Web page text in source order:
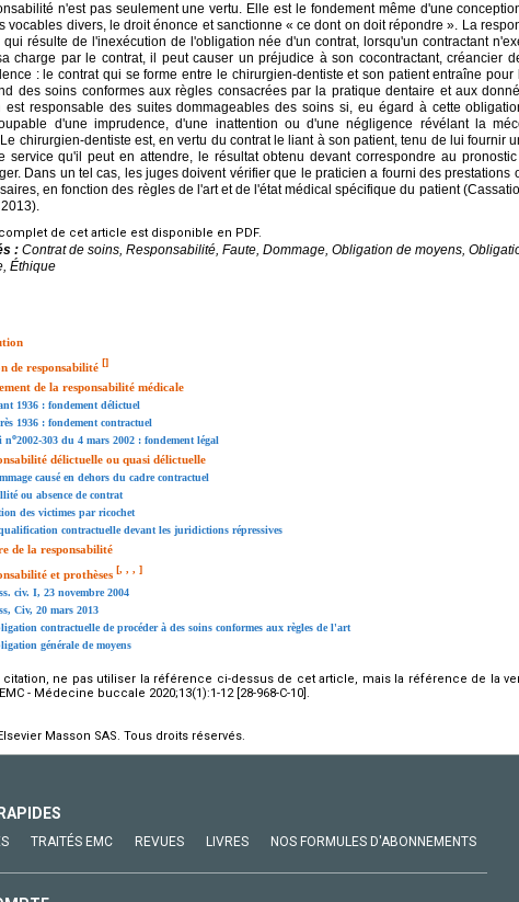
n'est pas seulement une vertu. Elle est le fondement même d'une
vocables divers, le droit énonce et sanctionne « ce dont on doit répondre ». La
qui résulte de l'inexécution de l'obligation née d'un contrat, lorsqu'un contractant
charge par le contrat, il peut causer un préjudice à son cocontractant, créancier
: le contrat qui se forme entre le chirurgien-dentiste et son patient entraîne
des soins conformes aux règles consacrées par la pratique dentaire et aux
est responsable des suites dommageables des soins si, eu égard à cette
d'une imprudence, d'une inattention ou d'une négligence révélant la
chirurgien-dentiste est, en vertu du contrat le liant à son patient, tenu de lui fournir
service qu'il peut en attendre, le résultat obtenu devant correspondre au
Dans un tel cas, les juges doivent vérifier que le praticien a fourni des prestations
en fonction des règles de l'art et de l'état médical spécifique du patient
de cet article est disponible en PDF.
: Contrat de soins, Responsabilité, Faute, Dommage, Obligation de moyens,
Éthique
de responsabilité []
de la responsabilité médicale
1936 : fondement délictuel
1936 : fondement contractuel
no2002-303 du 4 mars 2002 : fondement légal
délictuelle ou quasi délictuelle
causé en dehors du cadre contractuel
ou absence de contrat
des victimes par ricochet
contractuelle devant les juridictions répressives
de la responsabilité
et prothèses [, , , ]
civ. I, 23 novembre 2004
Civ, 20 mars 2013
contractuelle de procéder à des soins conformes aux règles de l'art
générale de moyens
citation, ne pas utiliser la référence ci-dessus de cet article, mais la référence de la
- Médecine buccale 2020;13(1):1-12 [28-968-C-10].
Masson SAS. Tous droits réservés.
TRAITÉS EMC REVUES LIVRES NOS FORMULES D'ABONNEMENTS